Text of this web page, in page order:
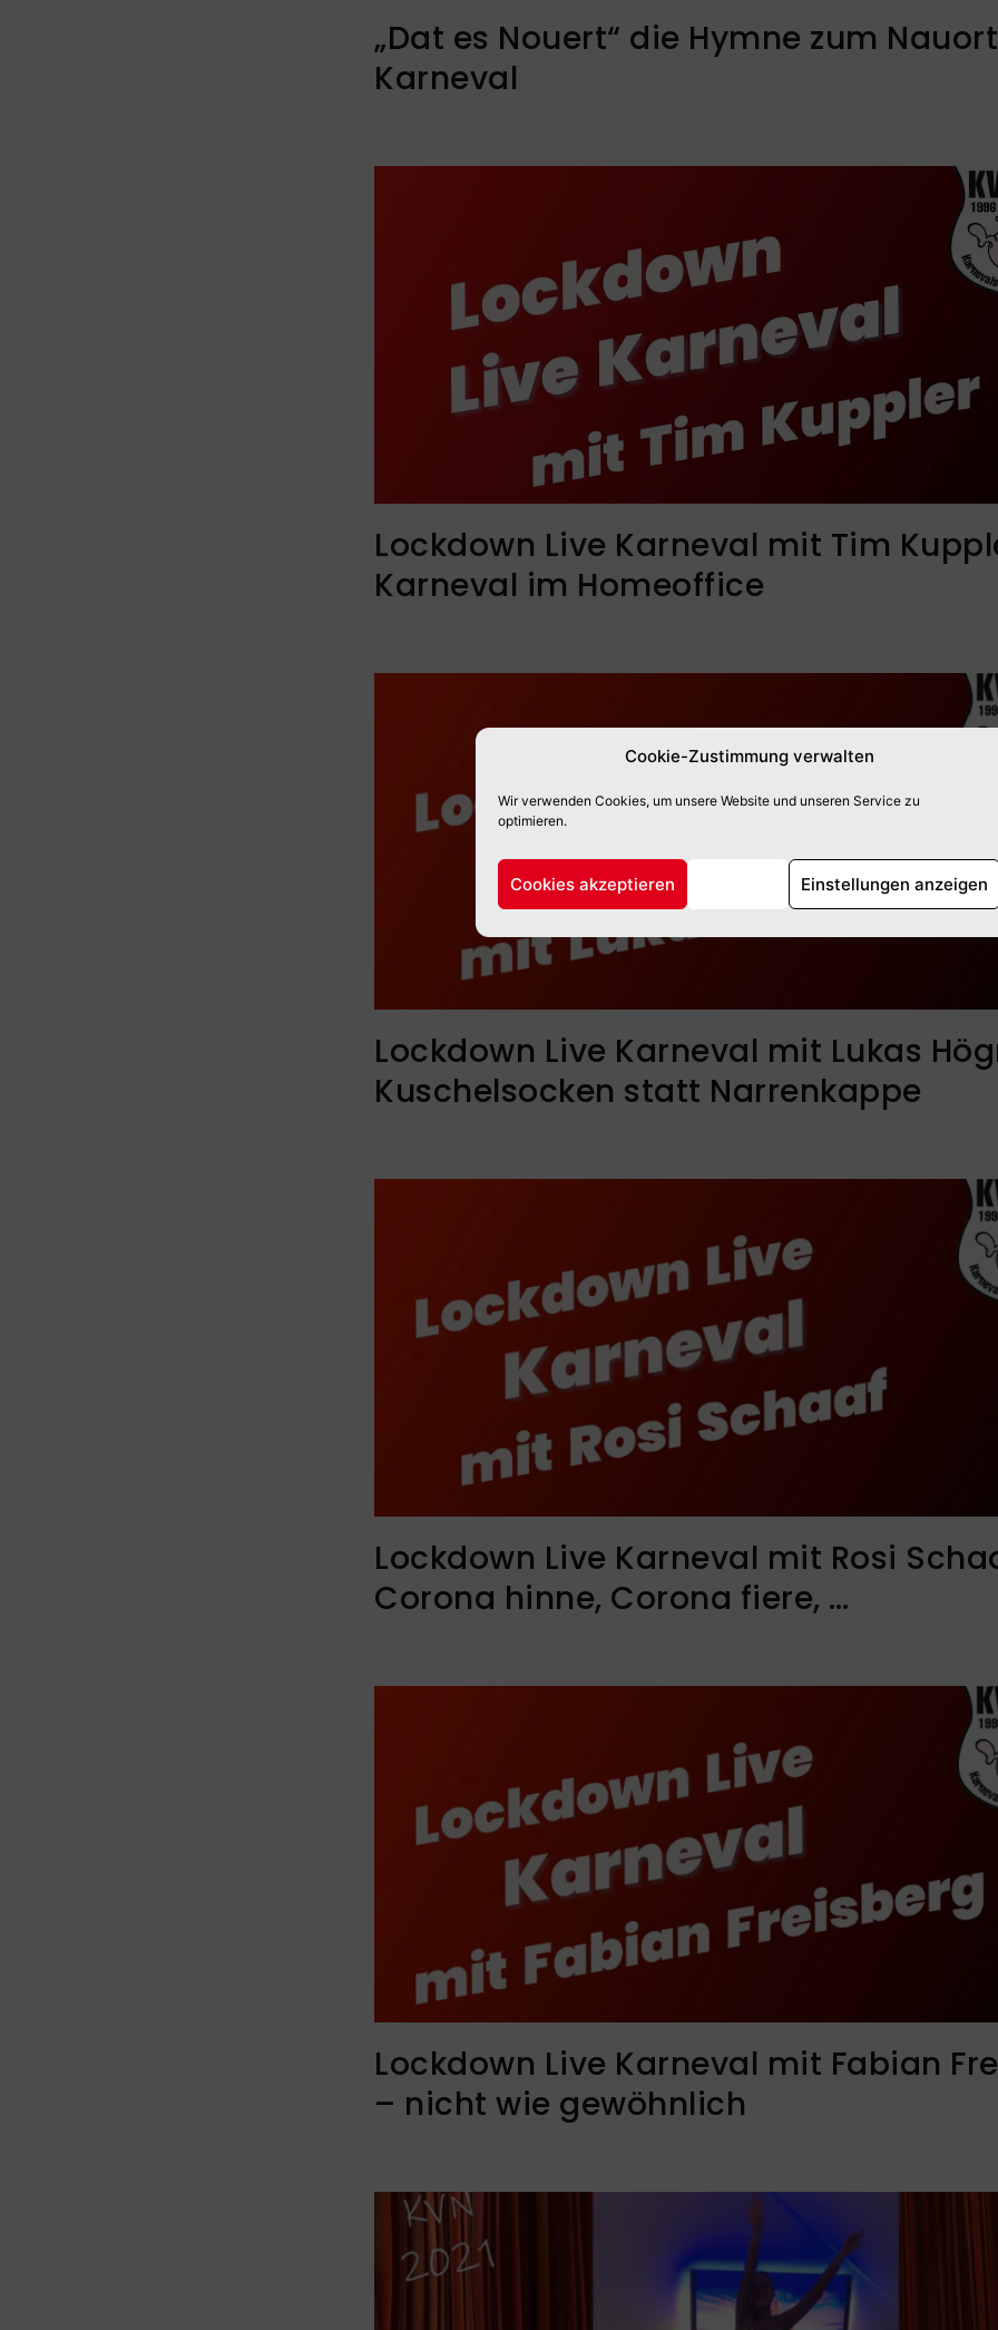
Cookie-Zustimmung verwalten
Wir verwenden Cookies, um unsere Website und unseren Service zu
optimieren.
Cookies akzeptieren Einstellungen anzeigen
„Dat es Nouert“ die Hymne zum
Karneval
Lockdown Live Karneval mit Tim
Karneval im Homeoffice
Lockdown Live Karneval mit Lukas
Kuschelsocken statt Narrenkappe
Lockdown Live Karneval mit Rosi
Corona hinne, Corona fiere, …
Lockdown Live Karneval mit Fabian
– nicht wie gewöhnlich